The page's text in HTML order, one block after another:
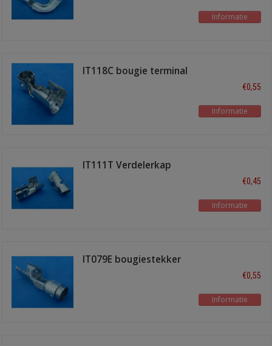
Informatie
IT118C bougie terminal
€0,55
Informatie
IT111T Verdelerkap
€0,45
Informatie
IT079E bougiestekker
€0,55
Informatie